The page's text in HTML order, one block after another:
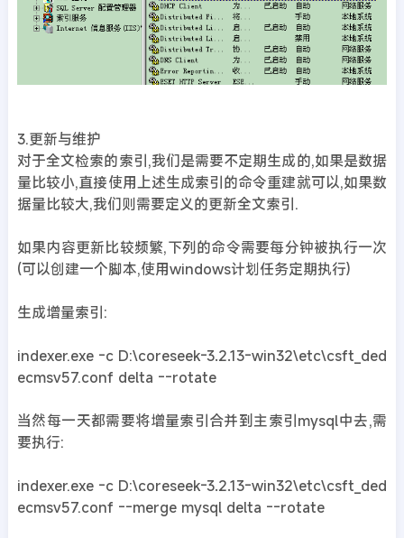
3.更新与维护
对于全文检索的索引,我们是需要不定期生成的,如果是数据
量比较小,直接使用上述生成索引的命令重建就可以,如果数
据量比较大,我们则需要定义的更新全文索引.
如果内容更新比较频繁,下列的命令需要每分钟被执行一次
(可以创建一个脚本,使用windows计划任务定期执行)
生成增量索引:
indexer.exe -c D:\coreseek-3.2.13-win32\etc\csft_ded
ecmsv57.conf delta --rotate
当然每一天都需要将增量索引合并到主索引mysql中去,需
要执行:
indexer.exe -c D:\coreseek-3.2.13-win32\etc\csft_ded
ecmsv57.conf --merge mysql delta --rotate